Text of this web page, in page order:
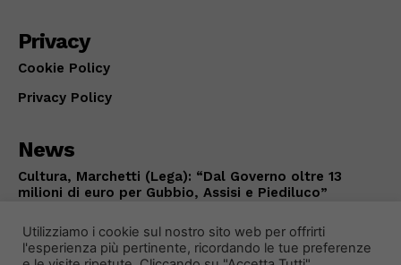
Privacy
Cookie Policy
Privacy Policy
News
Cultura, Marchetti (Lega): “Dal Governo oltre 13
milioni di euro per Gubbio, Assisi e Piediluco”
Utilizziamo i cookie sul nostro sito web per offrirti
l'esperienza più pertinente, ricordando le tue preferenze